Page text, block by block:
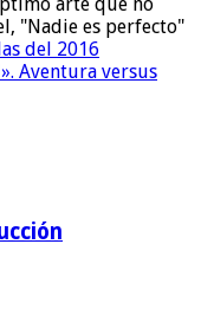
"Nadie es perfecto"
del 2016
Aventura versus